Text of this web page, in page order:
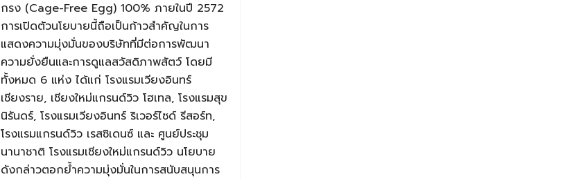
กรง (Cage-Free Egg) 100% ภายในปี 2572
การเปิดตัวนโยบายนี้ถือเป็นก้าวสำคัญในการ
แสดงความมุ่งมั่นของบริษัทที่มีต่อการพัฒนา
ความยั่งยืนและการดูแลสวัสดิภาพสัตว์ โดยมี
ทั้งหมด 6 แห่ง ได้แก่ โรงแรมเวียงอินทร์
เชียงราย, เชียงใหม่แกรนด์วิว โฮเทล, โรงแรมสุข
นิรันดร์, โรงแรมเวียงอินทร์ ริเวอร์ไซด์ รีสอร์ท,
โรงแรมแกรนด์วิว เรสซิเดนซ์ และ ศูนย์ประชุม
นานาชาติ โรงแรมเชียงใหม่แกรนด์วิว นโยบาย
ดังกล่าวตอกย้ำความมุ่งมั่นในการสนับสนุนการ